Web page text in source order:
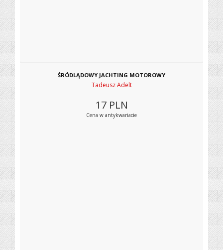
ŚRÓDLĄDOWY JACHTING MOTOROWY
Tadeusz Adelt
17 PLN
Cena w antykwariacie